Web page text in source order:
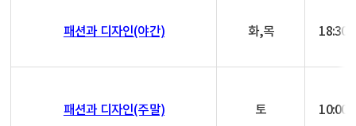
패션과 디자인(야간) 화,목
패션과 디자인(주말) 토